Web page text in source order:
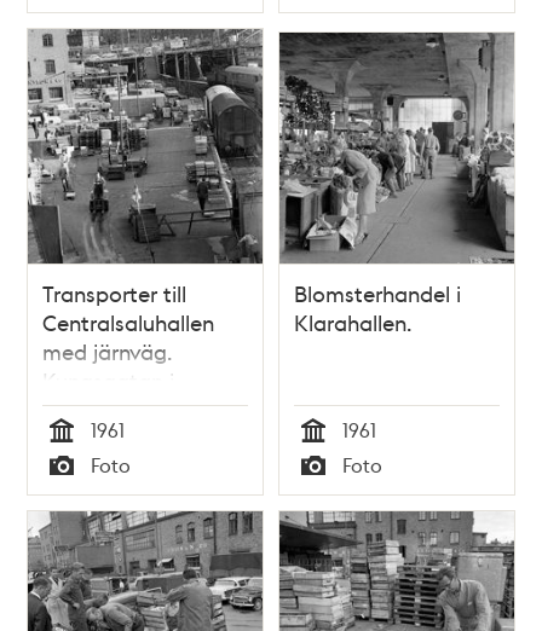
Typ Typ
Transporter till
Centralsaluhallen
med järnväg.
Kungsgatan i
fonden. Nu kv.
Blekholmen.
Tid
1961
Typ
Foto
Blomsterhandel i
Klarahallen.
Tid
1961
Typ
Foto